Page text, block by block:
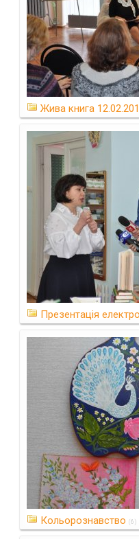
Жива книга
Презентація
Кольорознавство (6)